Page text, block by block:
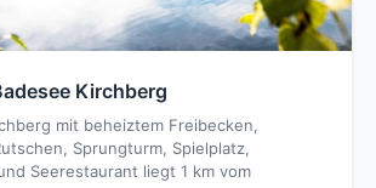
Kirchberg
mit beheiztem Freibecken,
Sprungturm, Spielplatz,
Seerestaurant liegt 1 km vom